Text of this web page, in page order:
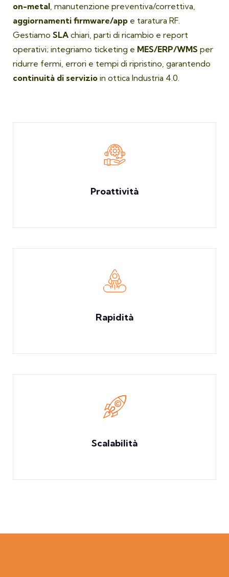
on-metal , manutenzione preventiva/correttiva,
aggiornamenti firmware/app e taratura RF.
Gestiamo SLA chiari, parti di ricambio e report
operativi; integriamo ticketing e MES/ERP/WMS per
ridurre fermi, errori e tempi di ripristino, garantendo
continuità di servizio in ottica Industria 4.0.
Proattività
Rapidità
Scalabilità